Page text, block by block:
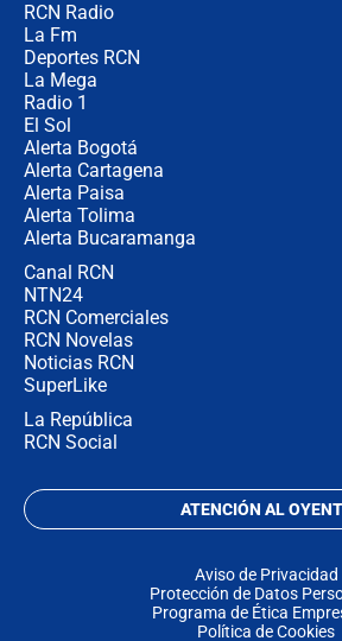
RCN Radio
La Fm
Deportes RCN
La Mega
Radio 1
El Sol
Alerta Bogotá
Alerta Cartagena
Alerta Paisa
Alerta Tolima
Alerta Bucaramanga
Canal RCN
NTN24
RCN Comerciales
RCN Novelas
Noticias RCN
SuperLike
La República
RCN Social
ATENCIÓN AL
Aviso de Privacidad
Protección de Datos
Programa de Ética
Política de Cookies